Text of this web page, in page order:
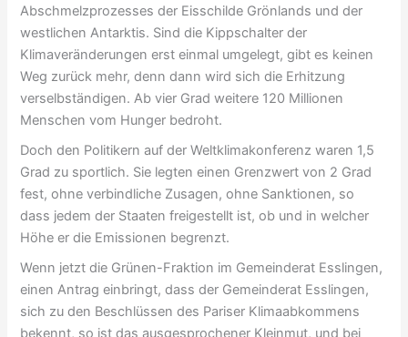
Abschmelzprozesses der Eisschilde Grönlands und der
westlichen Antarktis. Sind die Kippschalter der
Klimaveränderungen erst einmal umgelegt, gibt es keinen
Weg zurück mehr, denn dann wird sich die Erhitzung
verselbständigen. Ab vier Grad weitere 120 Millionen
Menschen vom Hunger bedroht.
Doch den Politikern auf der Weltklimakonferenz waren 1,5
Grad zu sportlich. Sie legten einen Grenzwert von 2 Grad
fest, ohne verbindliche Zusagen, ohne Sanktionen, so
dass jedem der Staaten freigestellt ist, ob und in welcher
Höhe er die Emissionen begrenzt.
Wenn jetzt die Grünen-Fraktion im Gemeinderat Esslingen,
einen Antrag einbringt, dass der Gemeinderat Esslingen,
sich zu den Beschlüssen des Pariser Klimaabkommens
bekennt, so ist das ausgesprochener Kleinmut, und bei